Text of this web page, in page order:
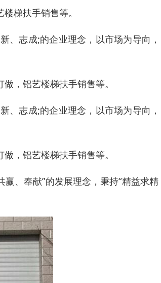
梯扶手销售等。
、志成;的企业理念，以市场为导向
，铝艺楼梯扶手销售等。
、志成;的企业理念，以市场为导向
，铝艺楼梯扶手销售等。
、奉献”的发展理念，秉持“精益求